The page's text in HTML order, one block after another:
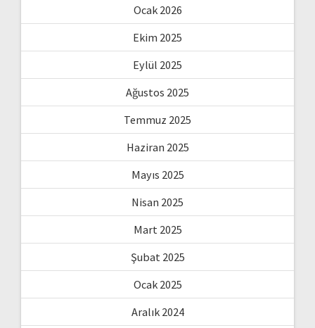
Ocak 2026
Ekim 2025
Eylül 2025
Ağustos 2025
Temmuz 2025
Haziran 2025
Mayıs 2025
Nisan 2025
Mart 2025
Şubat 2025
Ocak 2025
Aralık 2024